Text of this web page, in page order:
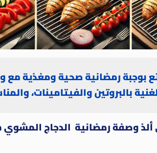
بوجبة رمضانية صحية ومغذية مع
بالبروتين والفيتامينات،
وصفة رمضانية الدجاج المشوي